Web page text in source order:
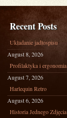
Recent Posts
Układanie jadłospisu
August 8, 2026
Profilaktyka i ergonomia
August 7, 2026
Harlequin Retro
August 6, 2026
Historia Jednego Zdjęcia